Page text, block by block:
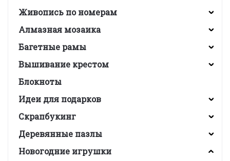
Живопись по номерам
Алмазная мозаика
Багетные рамы
Вышивание крестом
Блокноты
Идеи для подарков
Скрапбукинг
Деревянные пазлы
Новогодние игрушки